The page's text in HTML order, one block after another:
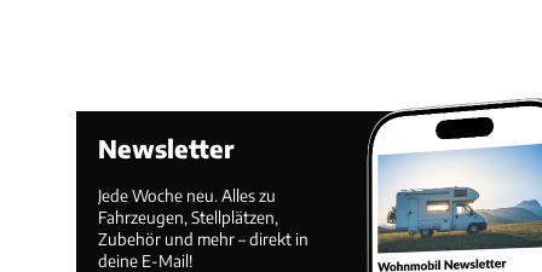
Newsletter
Jede Woche neu. Alles zu
Fahrzeugen, Stellplätzen,
Zubehör und mehr – direkt in
deine E-Mail!